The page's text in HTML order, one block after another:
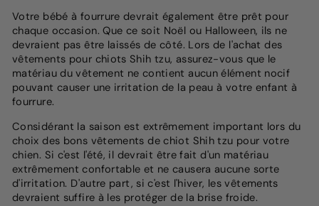
Votre bébé à fourrure devrait également être prêt pour
chaque occasion. Que ce soit Noël ou Halloween, ils ne
devraient pas être laissés de côté. Lors de l'achat des
vêtements pour chiots Shih tzu, assurez-vous que le
matériau du vêtement ne contient aucun élément nocif
pouvant causer une irritation de la peau à votre enfant à
fourrure.
Considérant la saison est extrêmement important lors du
choix des bons vêtements de chiot Shih tzu pour votre
chien. Si c'est l'été, il devrait être fait d'un matériau
extrêmement confortable et ne causera aucune sorte
d'irritation. D'autre part, si c'est l'hiver, les vêtements
devraient suffire à les protéger de la brise froide.